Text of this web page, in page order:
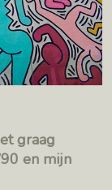
graag
en mijn